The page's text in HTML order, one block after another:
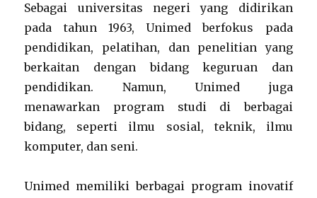
Sebagai universitas negeri yang didirikan
pada tahun 1963, Unimed berfokus pada
pendidikan, pelatihan, dan penelitian yang
berkaitan dengan bidang keguruan dan
pendidikan. Namun, Unimed juga
menawarkan program studi di berbagai
bidang, seperti ilmu sosial, teknik, ilmu
komputer, dan seni.
Unimed memiliki berbagai program inovatif